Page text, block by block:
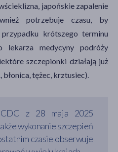
japońskie zapalenie
potrzebuje czasu, by
krótszego terminu
medycyny podróży
szczepionki działają już
tężec, krztusiec).
z 28 maja 2025
wykonanie szczepień
czasie obserwuje